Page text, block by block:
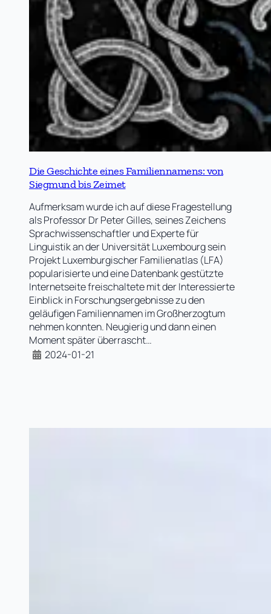
Die Geschichte eines Familiennamens: von
Siegmund bis Zeimet
Aufmerksam wurde ich auf diese Fragestellung
als Professor Dr Peter Gilles, seines Zeichens
Sprachwissenschaftler und Experte für
Linguistik an der Universität Luxembourg sein
Projekt Luxemburgischer Familienatlas (LFA)
popularisierte und eine Datenbank gestützte
Internetseite freischaltete mit der Interessierte
Einblick in Forschungsergebnisse zu den
geläufigen Familiennamen im Großherzogtum
nehmen konnten. Neugierig und dann einen
Moment später überrascht…
2024-01-21